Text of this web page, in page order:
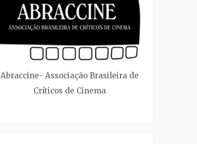
Abraccine- Associação Brasileira de
Críticos de Cinema